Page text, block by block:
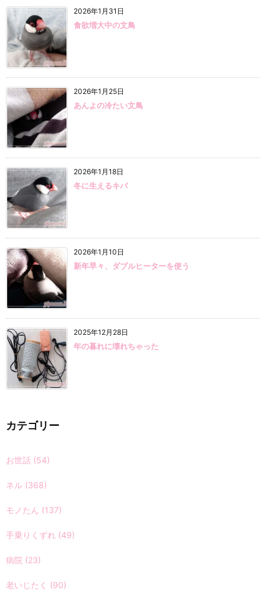
2026年1月31日
食欲増大中の文鳥
2026年1月25日
あんよの冷たい文鳥
2026年1月18日
冬に生えるキバ
2026年1月10日
新年早々、ダブルヒーターを使う
2025年12月28日
年の暮れに壊れちゃった
カテゴリー
お世話 (54)
ネル (368)
モノたん (137)
手乗りくずれ (49)
病院 (23)
老いじたく (90)